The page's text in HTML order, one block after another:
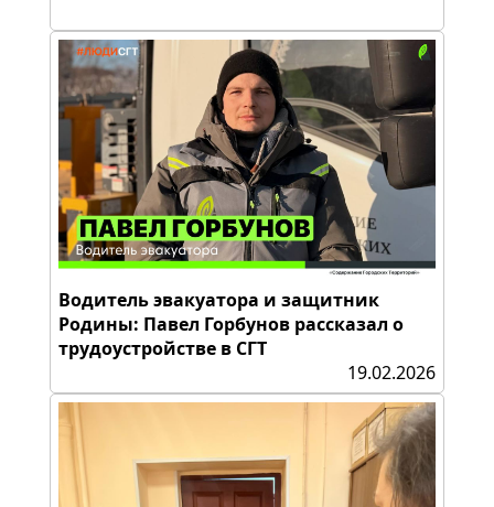
Водитель эвакуатора и защитник
Родины: Павел Горбунов рассказал о
трудоустройстве в СГТ
19.02.2026